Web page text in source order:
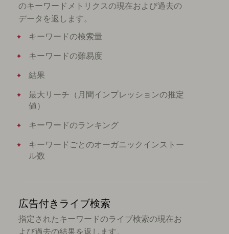
のキーワードメトリクスの現在および過去の
データを返します。
キーワードの検索量
キーワードの難易度
結果
最大リーチ（月間インプレッションの推定
値）
キーワードのランキング
キーワードごとのオーガニックインストー
ル数
広告付きライブ検索
指定されたキーワードのライブ検索の現在お
よび過去の結果を返します。